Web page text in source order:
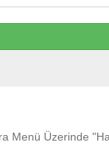
Menü Üzerinde